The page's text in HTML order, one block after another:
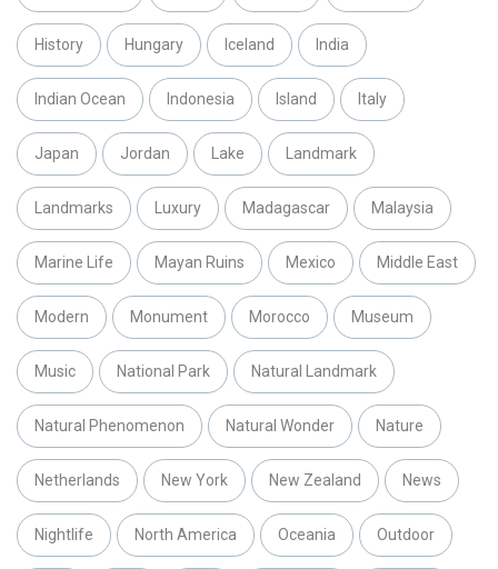
History Hungary Iceland India
Indian Ocean Indonesia Island Italy
Japan Jordan Lake Landmark
Landmarks Luxury Madagascar Malaysia
Marine Life Mayan Ruins Mexico Middle East
Modern Monument Morocco Museum
Music National Park Natural Landmark
Natural Phenomenon Natural Wonder Nature
Netherlands New York New Zealand News
Nightlife North America Oceania Outdoor